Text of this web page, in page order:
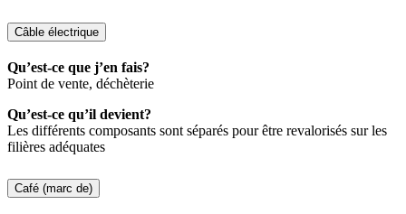
Câble électrique
Qu’est-ce que j’en fais?
Point de vente, déchèterie
Qu’est-ce qu’il devient?
Les différents composants sont séparés pour être revalorisés sur les
filières adéquates
Café (marc de)